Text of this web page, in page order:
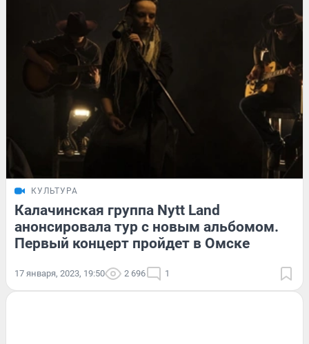
КУЛЬТУРА
Калачинская группа Nytt Land
анонсировала тур с новым альбомом.
Первый концерт пройдет в Омске
17 января, 2023, 19:50 2 696 1